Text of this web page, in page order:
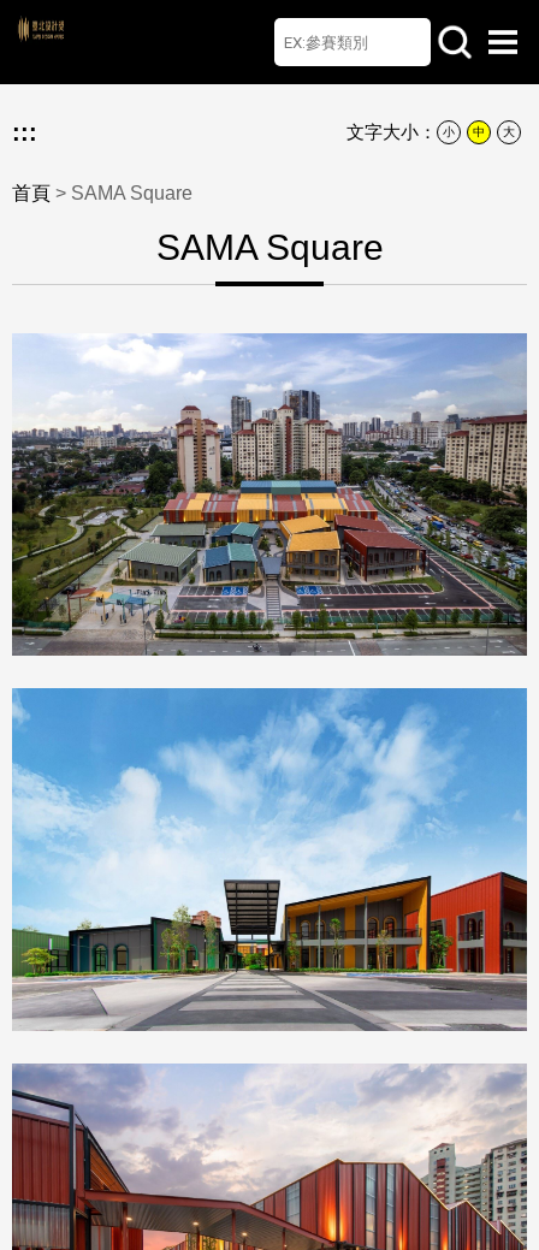
首頁 檔案下載 Q&A
聯絡我們 English
::: 文字大小： 小 中 大
首頁 > SAMA Square
SAMA Square